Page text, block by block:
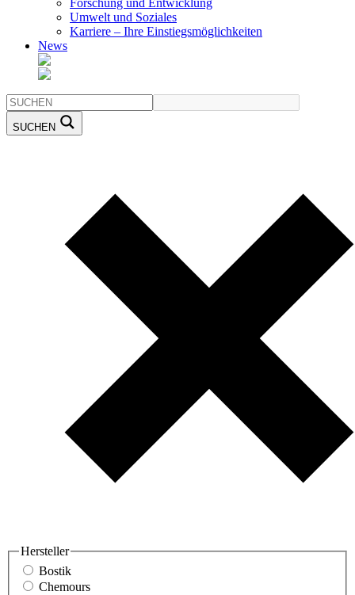
Umwelt und Soziales
Karriere – Ihre Einstiegsmöglichkeiten
News
SUCHEN
Hersteller
Bostik
Chemours